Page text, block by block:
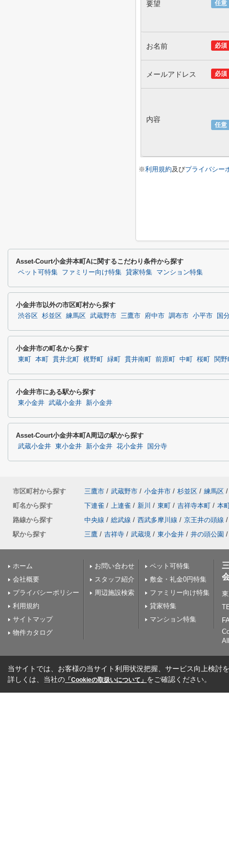
任意
要望
必須
お名前
必須
メールアドレス
任意
内容
※利用規約及びプライバシー
Asset-Court小金井本町Aに関するこだわり条件から探す
ペット可特集 ファミリー向け特集 貸家特集 マンション特集
小金井市以外の市区町村から探す
渋谷区 杉並区 練馬区 武蔵野市 三鷹市 府中市 調布市 小平市 国
小金井市の町名から探す
東町 本町 貫井北町 梶野町 緑町 貫井南町 前原町 中町 桜町 関野
小金井市にある駅から探す
東小金井 武蔵小金井 新小金井
Asset-Court小金井本町A周辺の駅から探す
武蔵小金井 東小金井 新小金井 花小金井 国分寺
市区町村から探す 三鷹市 / 武蔵野市 / 小金井市 / 杉並区 / 練馬区 /
町名から探す
下連雀 / 上連雀 / 新川 / 東町 / 吉祥寺本町 / 本
路線から探す
中央線 / 総武線 / 西武多摩川線 / 京王井の頭線 /
駅から探す
三鷹 / 吉祥寺 / 武蔵境 / 東小金井 / 井の頭公園 /
ホーム
会社概要
プライバシーポリシー
利用規約
サイトマップ
物件カタログ
お問い合わせ
スタッフ紹介
周辺施設検索
ペット可特集
敷金・礼金0円特集
ファミリー向け特集
貸家特集
マンション特集
当サイトでは、お客様の当サイト利用状況把握、サービス向上検討
詳しくは、当社の 「Cookieの取扱いについて」 をご確認ください。